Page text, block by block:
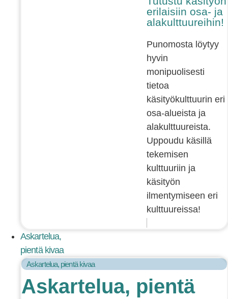
erilaisiin osa- ja
alakulttuureihin!
Punomosta löytyy
hyvin
monipuolisesti
tietoa
käsityökulttuurin eri
osa-alueista ja
alakulttuureista.
Uppoudu käsillä
tekemisen
kulttuuriin ja
käsityön
ilmentymiseen eri
kulttuureissa!
Askartelua,
pientä kivaa
Askartelua, pientä kivaa
Askartelua, pientä